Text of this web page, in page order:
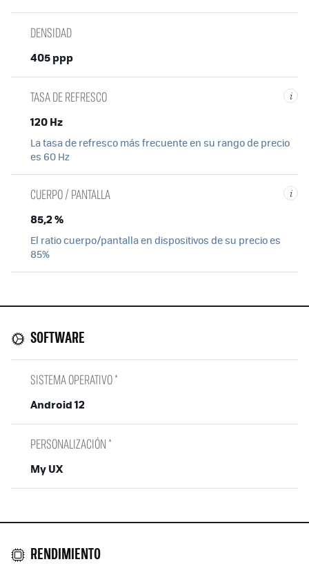
DENSIDAD
405 ppp
i
TASA DE REFRESCO
120 Hz
La tasa de refresco más frecuente en su rango de precio
es 60 Hz
i
CUERPO / PANTALLA
85,2 %
El ratio cuerpo/pantalla en dispositivos de su precio es
85%
SOFTWARE
SISTEMA OPERATIVO *
Android 12
PERSONALIZACIÓN *
My UX
RENDIMIENTO